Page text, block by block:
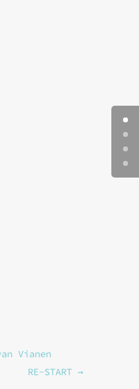
Vianen
RE-START →